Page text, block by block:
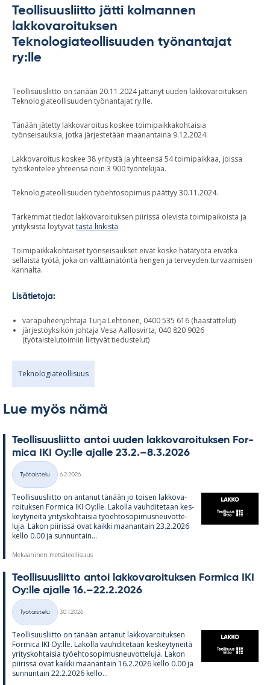
Teollisuusliitto jätti kolmannen
lakkovaroituksen
Teknologiateollisuuden työnantajat
ry:lle
Teollisuusliitto on tänään 20.11.2024 jättänyt uuden lakkovaroituksen
Teknologiateollisuuden työnantajat ry:lle.
Tänään jätetty lakkovaroitus koskee toimipaikkakohtaisia
työnseisauksia, jotka järjestetään maanantaina 9.12.2024.
Lakkovaroitus koskee 38 yritystä ja yhteensä 54 toimipaikkaa, joissa
työskentelee yhteensä noin 3 900 työntekijää.
Teknologiateollisuuden työehtosopimus päättyy 30.11.2024.
Tarkemmat tiedot lakkovaroituksen piirissä olevista toimipaikoista ja
yrityksistä löytyvättästä linkistä.
Toimipaikkakohtaiset työnseisaukset eivät koske hätätyötä eivätkä
sellaista työtä, joka on välttämätöntä hengen ja terveyden turvaamisen
kannalta.
Lisätietoja:
varapuheenjohtaja Turja Lehtonen, 0400 535 616 (haastattelut)
järjestöyksikön johtaja Vesa Aallosvirta, 040 820 9026
(työtaistelutoimiin liittyvät tiedustelut)
Teknologiateollisuus
Lue myös nämä
Teol­li­suus­liitto an­toi uu­den lak­ko­va­roi­tuk­sen For­
mica IKI Oy:lle ajalle 23.2.–8.3.2026
Kategoriat
Työtaistelu
6.2.2026
Teol­li­suus­liitto on an­ta­nut tä­nään jo toi­sen lak­ko­va­
roi­tuk­sen For­mica IKI Oy:lle. La­kolla vauh­di­te­taan kes­
key­ty­neitä yri­tys­koh­tai­sia työ­eh­to­so­pi­mus­neu­vot­te­
luja. La­kon pii­rissä ovat kaikki maa­nan­tain 23.2.2026
kello 0.00 ja sun­nun­tain...
Mekaaninen metsäteollisuus
Teol­li­suus­liitto an­toi lak­ko­va­roi­tuk­sen For­mica IKI
Oy:lle ajalle 16.–22.2.2026
Kategoriat
Työtaistelu
30.1.2026
Teol­li­suus­liitto on tä­nään an­ta­nut lak­ko­va­roi­tuk­sen
For­mica IKI Oy:lle. La­kolla vauh­di­te­taan kes­key­ty­neitä
yri­tys­koh­tai­sia työ­eh­to­so­pi­mus­neu­vot­te­luja. La­kon
pii­rissä ovat kaikki maa­nan­tain 16.2.2026 kello 0.00 ja
sun­nun­tain 22.2.2026 kello...